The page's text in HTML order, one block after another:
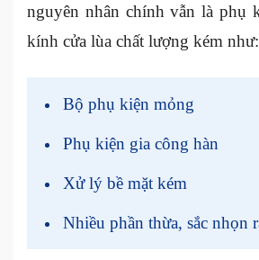
nguyên nhân chính vẫn là phụ
kính cửa lùa chất lượng kém như:
Bộ phụ kiện mỏng
Phụ kiện gia công hàn
Xử lý bề mặt kém
Nhiều phần thừa, sắc nhọn